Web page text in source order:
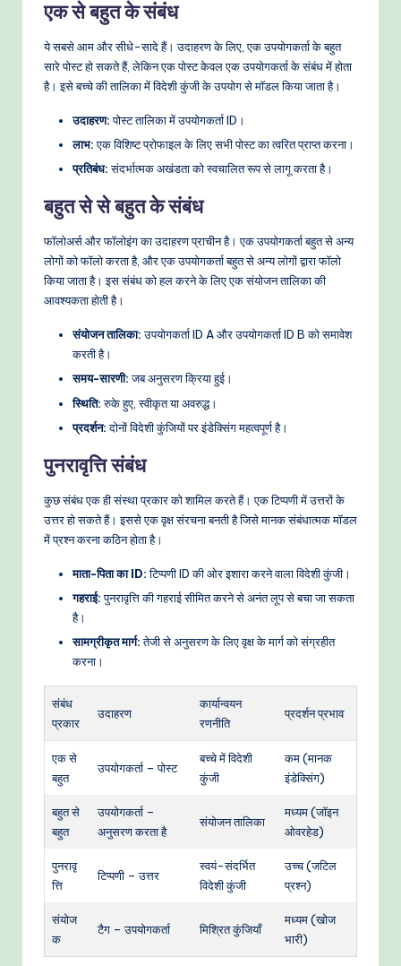
एक से बहुत के संबंध
ये सबसे आम और सीधे-सादे हैं। उदाहरण के लिए, एक उपयोगकर्ता के बहुत
सारे पोस्ट हो सकते हैं, लेकिन एक पोस्ट केवल एक उपयोगकर्ता के संबंध में होता
है। इसे बच्चे की तालिका में विदेशी कुंजी के उपयोग से मॉडल किया जाता है।
उदाहरण:पोस्ट तालिका में उपयोगकर्ता ID।
लाभ:एक विशिष्ट प्रोफाइल के लिए सभी पोस्ट का त्वरित प्राप्त करना।
प्रतिबंध:संदर्भात्मक अखंडता को स्वचालित रूप से लागू करता है।
बहुत से से बहुत के संबंध
फॉलोअर्स और फॉलोइंग का उदाहरण प्राचीन है। एक उपयोगकर्ता बहुत से अन्य
लोगों को फॉलो करता है, और एक उपयोगकर्ता बहुत से अन्य लोगों द्वारा फॉलो
किया जाता है। इस संबंध को हल करने के लिए एक संयोजन तालिका की
आवश्यकता होती है।
संयोजन तालिका:उपयोगकर्ता ID A और उपयोगकर्ता ID B को समावेश
करती है।
समय-सारणी:जब अनुसरण क्रिया हुई।
स्थिति:रुके हुए, स्वीकृत या अवरुद्ध।
प्रदर्शन:दोनों विदेशी कुंजियों पर इंडेक्सिंग महत्वपूर्ण है।
पुनरावृत्ति संबंध
कुछ संबंध एक ही संस्था प्रकार को शामिल करते हैं। एक टिप्पणी में उत्तरों के
उत्तर हो सकते हैं। इससे एक वृक्ष संरचना बनती है जिसे मानक संबंधात्मक मॉडल
में प्रश्न करना कठिन होता है।
माता-पिता का ID:टिप्पणी ID की ओर इशारा करने वाला विदेशी कुंजी।
गहराई:पुनरावृत्ति की गहराई सीमित करने से अनंत लूप से बचा जा सकता
है।
सामग्रीकृत मार्ग:तेजी से अनुसरण के लिए वृक्ष के मार्ग को संग्रहीत
करना।
संबंध
प्रकार
उदाहरण
कार्यान्वयन
रणनीति
प्रदर्शन प्रभाव
एक से
बहुत
उपयोगकर्ता – पोस्ट
बच्चे में विदेशी
कुंजी
कम (मानक
इंडेक्सिंग)
बहुत से
बहुत
उपयोगकर्ता –
अनुसरण करता है
संयोजन तालिका
मध्यम (जॉइन
ओवरहेड)
पुनरावृ
त्ति
टिप्पणी – उत्तर
स्वयं-संदर्भित
विदेशी कुंजी
उच्च (जटिल
प्रश्न)
संयोज
क
टैग – उपयोगकर्ता मिश्रित कुंजियाँ
मध्यम (खोज
भारी)